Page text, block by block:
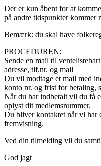
Der er kun åbent for at
på andre tidspunkter kommer
Bemærk: du skal have
PROCEDUREN:
Sende en mail til
adresse, tlf.nr. og mail
Du vil modtage et mail med
konto nr. og frist for betaling,
Når du har indbetalt vil du få
oplyst dit medlemsnummer.
Du bliver kontaktet når vi har
fremvisning.
Ved din tilmelding vil du
God jagt